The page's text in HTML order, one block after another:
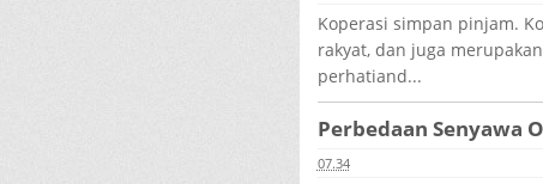
Koperasi simpan pinjam.
rakyat, dan juga
perhatiand...
Perbedaan Senyawa
07.34